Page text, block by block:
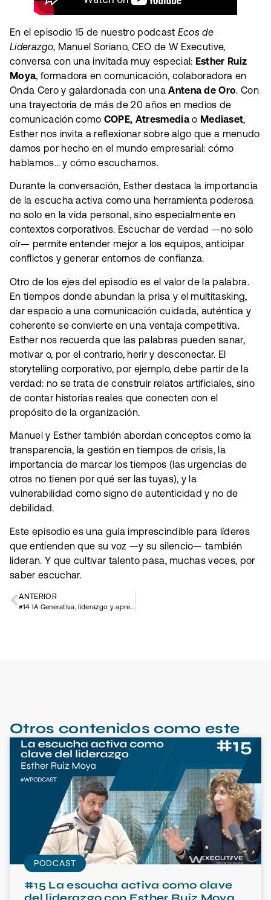
En el episodio 15 de nuestro podcast Ecos de
Liderazgo, Manuel Soriano, CEO de W Executive,
conversa con una invitada muy especial: Esther Ruiz
Moya, formadora en comunicación, colaboradora en
Onda Cero y galardonada con unaAntena de Oro. Con
una trayectoria de más de 20 años en medios de
comunicación como COPE, Atresmediao Mediaset,
Esther nos invita a reflexionar sobre algo que a menudo
damos por hecho en el mundo empresarial: cómo
hablamos… y cómo escuchamos.
Durante la conversación, Esther destaca la importancia
de la escucha activa como una herramienta poderosa
no solo en la vida personal, sino especialmente en
contextos corporativos. Escuchar de verdad —no solo
oír— permite entender mejor a los equipos, anticipar
conflictos y generar entornos de confianza.
Otro de los ejes del episodio es el valor de la palabra.
En tiempos donde abundan la prisa y el multitasking,
dar espacio a una comunicación cuidada, auténtica y
coherente se convierte en una ventaja competitiva.
Esther nos recuerda que las palabras pueden sanar,
motivar o, por el contrario, herir y desconectar. El
storytelling corporativo, por ejemplo, debe partir de la
verdad: no se trata de construir relatos artificiales, sino
de contar historias reales que conecten con el
propósito de la organización.
Manuel y Esther también abordan conceptos como la
transparencia, la gestión en tiempos de crisis, la
importancia de marcar los tiempos (las urgencias de
otros no tienen por qué ser las tuyas), y la
vulnerabilidad como signo de autenticidad y no de
debilidad.
Este episodio es una guía imprescindible para líderes
que entienden que su voz —y su silencio— también
lideran. Y que cultivar talento pasa, muchas veces, por
saber escuchar.
ANTERIOR
#14 IA Generativa, liderazgo y aprendizaje continuo
Otros contenidos como este
PODCAST
#15 La escucha activa como clave